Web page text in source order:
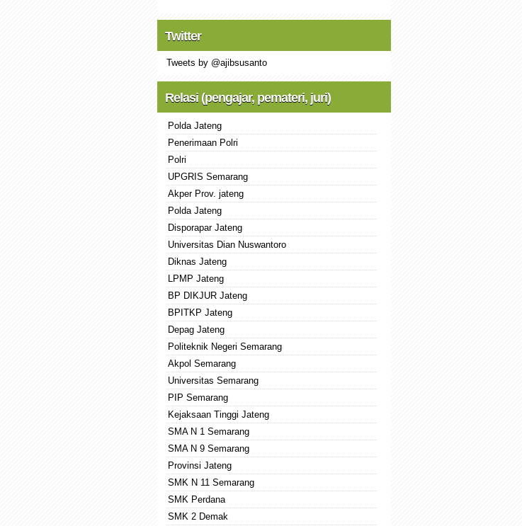
Twitter
Tweets by @ajibsusanto
Relasi (pengajar, pemateri, juri)
Polda Jateng
Penerimaan Polri
Polri
UPGRIS Semarang
Akper Prov. jateng
Polda Jateng
Disporapar Jateng
Universitas Dian Nuswantoro
Diknas Jateng
LPMP Jateng
BP DIKJUR Jateng
BPITKP Jateng
Depag Jateng
Politeknik Negeri Semarang
Akpol Semarang
Universitas Semarang
PIP Semarang
Kejaksaan Tinggi Jateng
SMA N 1 Semarang
SMA N 9 Semarang
Provinsi Jateng
SMK N 11 Semarang
SMK Perdana
SMK 2 Demak